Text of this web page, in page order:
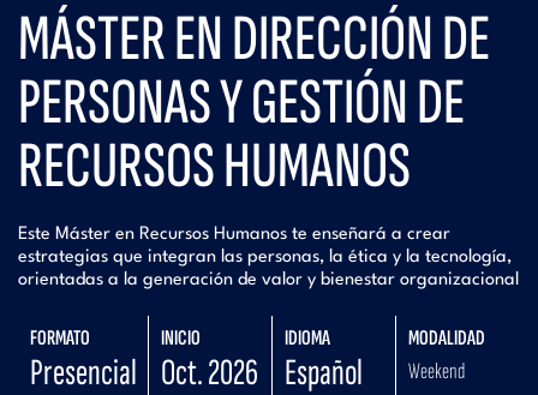
MÁSTER EN DIRECCIÓN DE
PERSONAS Y GESTIÓN DE
RECURSOS HUMANOS
Este Máster en Recursos Humanos te enseñará a crear
estrategias que integran las personas, la ética y la tecnología,
orientadas a la generación de valor y bienestar organizacional
FORMATO
Presencial
INICIO
Oct. 2026
IDIOMA
Español
MODALIDAD
Weekend